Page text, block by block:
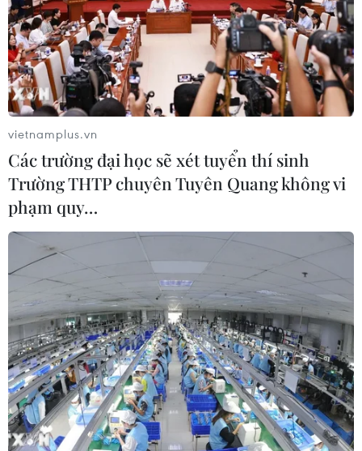
Điều chỉnh giá điện góp phần đảm bảo an
ninh năng lượng quốc gia
02/05/2023 12:10
Theo TS Nguyễn Bích Lâm, nguyên Tổng cục trưởng
Tổng cục Thống kê, Chính phủ khẩn trương chỉ đạo Bộ
Công Thương và các bộ, ngành liên quan tính toán,
điều chỉnh tăng giá bán lẻ điện càng sớm càng tốt.
vietnamplus.vn
Các trường đại học sẽ xét tuyển thí sinh
Trường THTP chuyên Tuyên Quang không vi
phạm quy…